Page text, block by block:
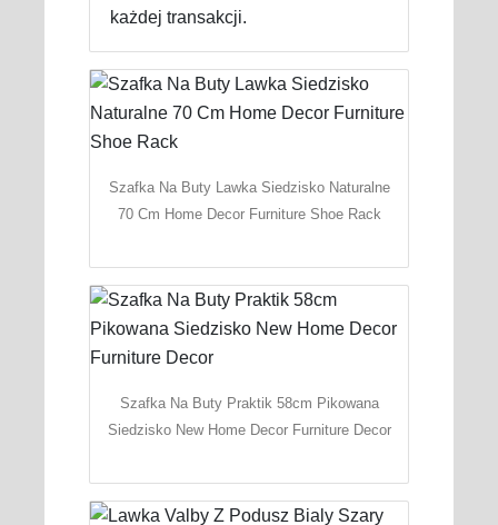
każdej transakcji.
Szafka Na Buty Lawka Siedzisko Naturalne
70 Cm Home Decor Furniture Shoe Rack
Szafka Na Buty Praktik 58cm Pikowana
Siedzisko New Home Decor Furniture Decor